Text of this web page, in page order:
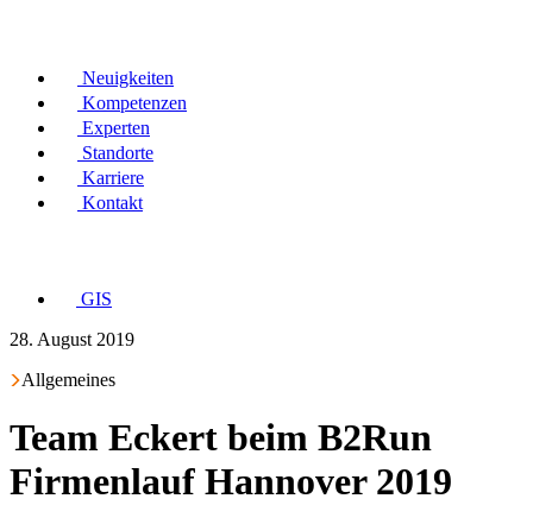
Neuigkeiten
Kompetenzen
Experten
Standorte
Karriere
Kontakt
GIS
28. August 2019
Allgemeines
Team Eckert beim B2Run
Firmenlauf Hannover 2019